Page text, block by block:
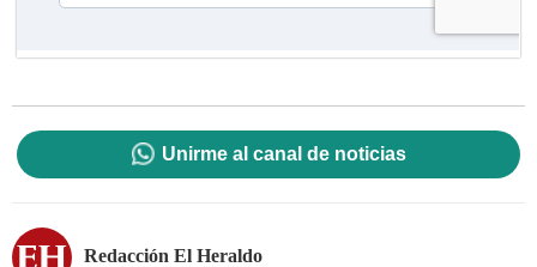
Unirme al canal de noticias
Redacción El Heraldo